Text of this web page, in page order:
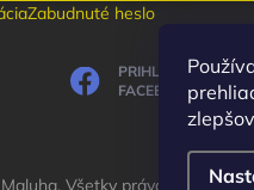
Zabudnuté heslo
PRIHLÁSIŤ SA CEZ
FACEBOOK
Maluha. Všetky práva vyhradené.